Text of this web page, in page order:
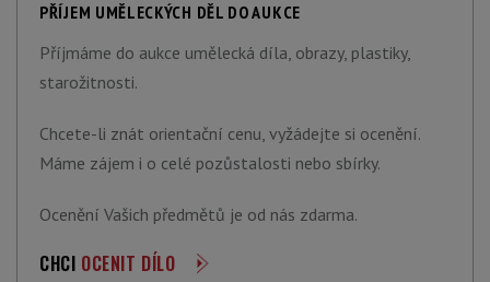
PŘÍJEM UMĚLECKÝCH DĚL DO AUKCE
Příjmáme do aukce umělecká díla, obrazy, plastiky,
starožitnosti.
Chcete-li znát orientační cenu, vyžádejte si ocenění.
Máme zájem i o celé pozůstalosti nebo sbírky.
Ocenění Vašich předmětů je od nás zdarma.
CHCI OCENIT DÍLO